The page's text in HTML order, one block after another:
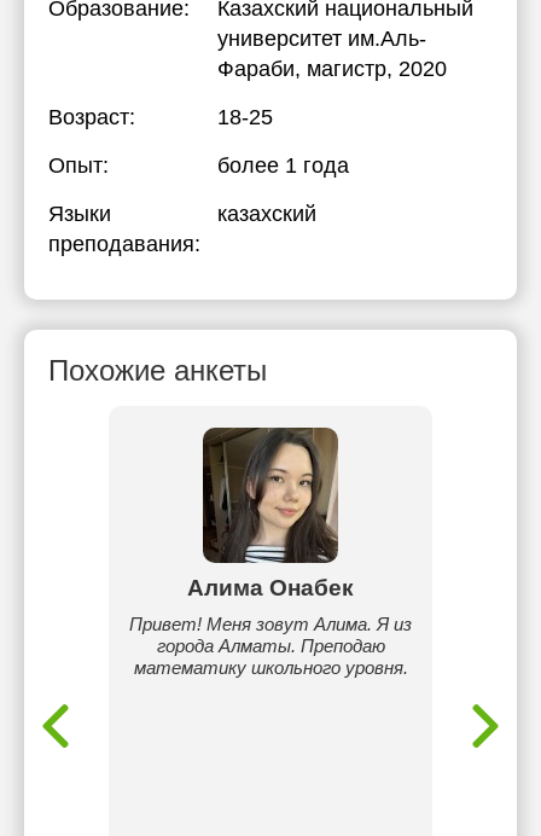
Образование:
Казахский национальный
университет им.Аль-
Фараби, магистр, 2020
Возраст:
18-25
Опыт:
более 1 года
Языки
преподавания:
казахский
Похожие анкеты
Алима Онабек
Привет! Меня зовут Алима. Я из
города Алматы. Преподаю
математику школьного уровня.